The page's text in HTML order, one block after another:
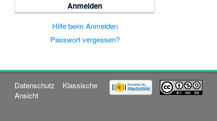
Anmelden
Hilfe beim Anmelden
Passwort vergessen?
Datenschutz
Klassische
Ansicht